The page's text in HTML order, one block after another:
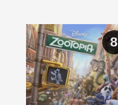
8